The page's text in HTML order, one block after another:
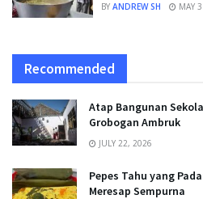
BY ANDREW SH MAY
Recommended
Atap Bangunan
Grobogan Ambruk
JULY 22, 2026
Pepes Tahu yang
Meresap Sempurna